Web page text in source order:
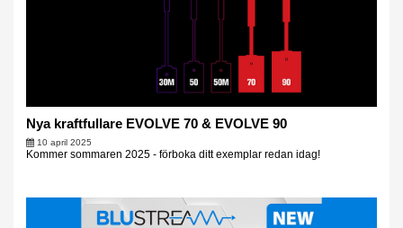
Nya kraftfullare EVOLVE 70 & EVOLVE 90
10 april 2025
Kommer sommaren 2025 - förboka ditt exemplar redan idag!